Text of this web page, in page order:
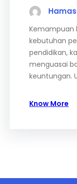
Kemampuan
kebutuhan
pendidikan,
menguasai
keuntungan.
Know More